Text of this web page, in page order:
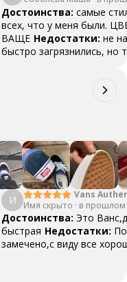
Достоинства: самые
всех, что у меня были.
ВАЩЕ Недостатки: не
быстро загрязнились, но
И
Vans
Moon Blue
Имя скрыто · в прошлом
Достоинства: Это
быстрая Недостатки:
замечено,с виду все